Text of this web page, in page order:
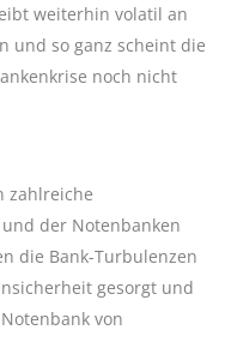
weiterhin volatil an
und so ganz scheint die
noch nicht
zahlreiche
der Notenbanken
die Bank-Turbulenzen
gesorgt und
von